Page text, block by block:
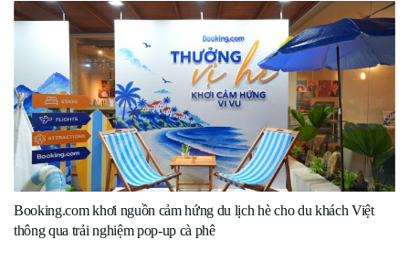
Booking.com khơi nguồn cảm hứng du lịch hè cho du khách Việt
thông qua trải nghiệm pop-up cà phê